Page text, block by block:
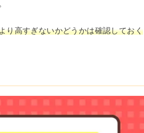
り高すぎないかどうかは確認しておく